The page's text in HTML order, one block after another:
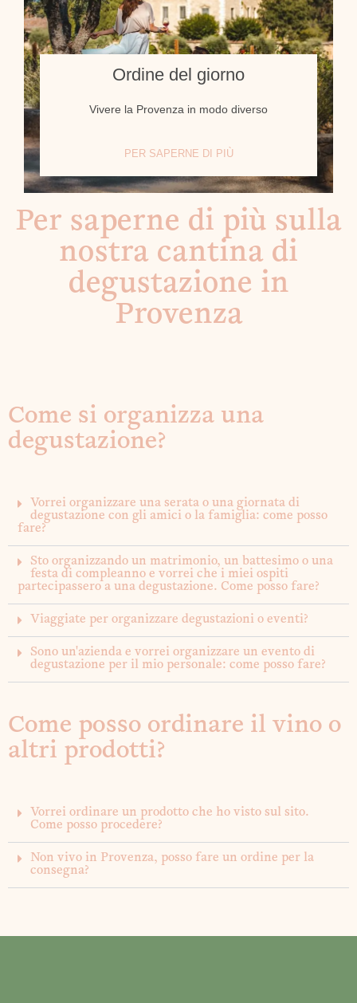
Ordine del giorno
Vivere la Provenza in modo diverso
PER SAPERNE DI PIÙ
Per saperne di più sulla
nostra cantina di
degustazione in
Provenza
Come si organizza una
degustazione?
Vorrei organizzare una serata o una giornata di
degustazione con gli amici o la famiglia: come posso
fare?
Sto organizzando un matrimonio, un battesimo o una
festa di compleanno e vorrei che i miei ospiti
partecipassero a una degustazione. Come posso fare?
Viaggiate per organizzare degustazioni o eventi?
Sono un'azienda e vorrei organizzare un evento di
degustazione per il mio personale: come posso fare?
Come posso ordinare il vino o
altri prodotti?
Vorrei ordinare un prodotto che ho visto sul sito.
Come posso procedere?
Non vivo in Provenza, posso fare un ordine per la
consegna?